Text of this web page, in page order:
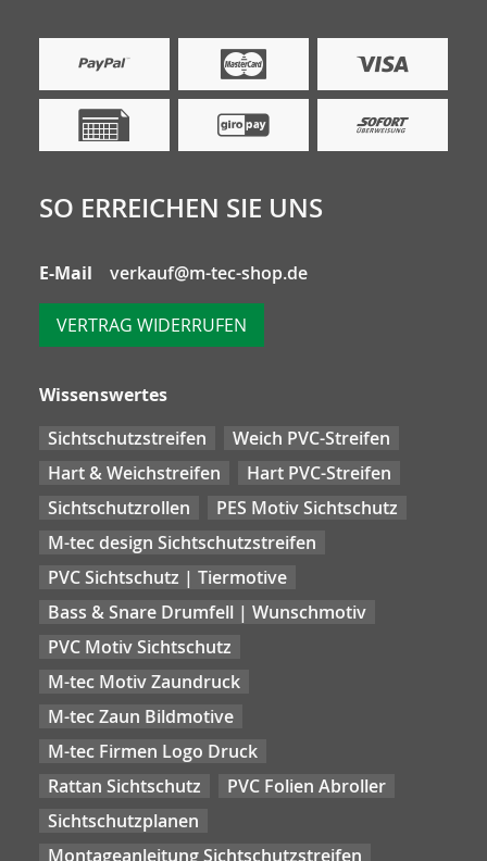
SO ERREICHEN SIE UNS
E-Mail verkauf@m-tec-shop.de
VERTRAG WIDERRUFEN
Wissenswertes
Sichtschutzstreifen
Weich PVC-Streifen
Hart & Weichstreifen
Hart PVC-Streifen
Sichtschutzrollen
PES Motiv Sichtschutz
M-tec design Sichtschutzstreifen
PVC Sichtschutz | Tiermotive
Bass & Snare Drumfell | Wunschmotiv
PVC Motiv Sichtschutz
M-tec Motiv Zaundruck
M-tec Zaun Bildmotive
M-tec Firmen Logo Druck
Rattan Sichtschutz
PVC Folien Abroller
Sichtschutzplanen
Montageanleitung Sichtschutzstreifen